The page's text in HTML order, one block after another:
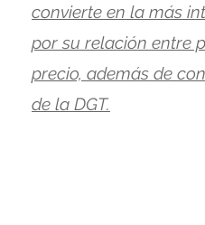
convierte en la más
por su relación entre
precio, además de
de la DGT.